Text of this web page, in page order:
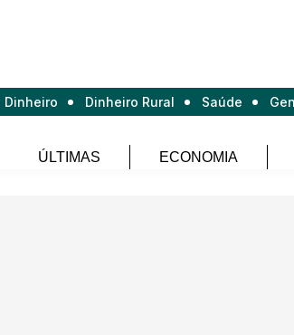
Dinheiro Dinheiro Rural Saúde
ÚLTIMAS ECONOMIA